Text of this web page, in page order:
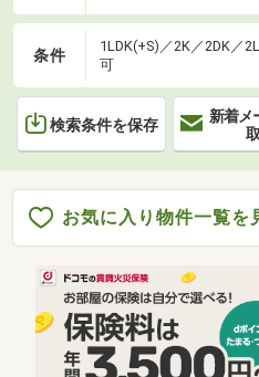
条件
1LDK(+S)／2K／2DK／
可
検索条件を保存
新着メ
お気に入り物件一覧を